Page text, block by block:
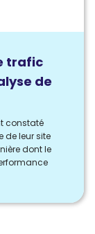
trafic
de
constaté
de leur site
dont le